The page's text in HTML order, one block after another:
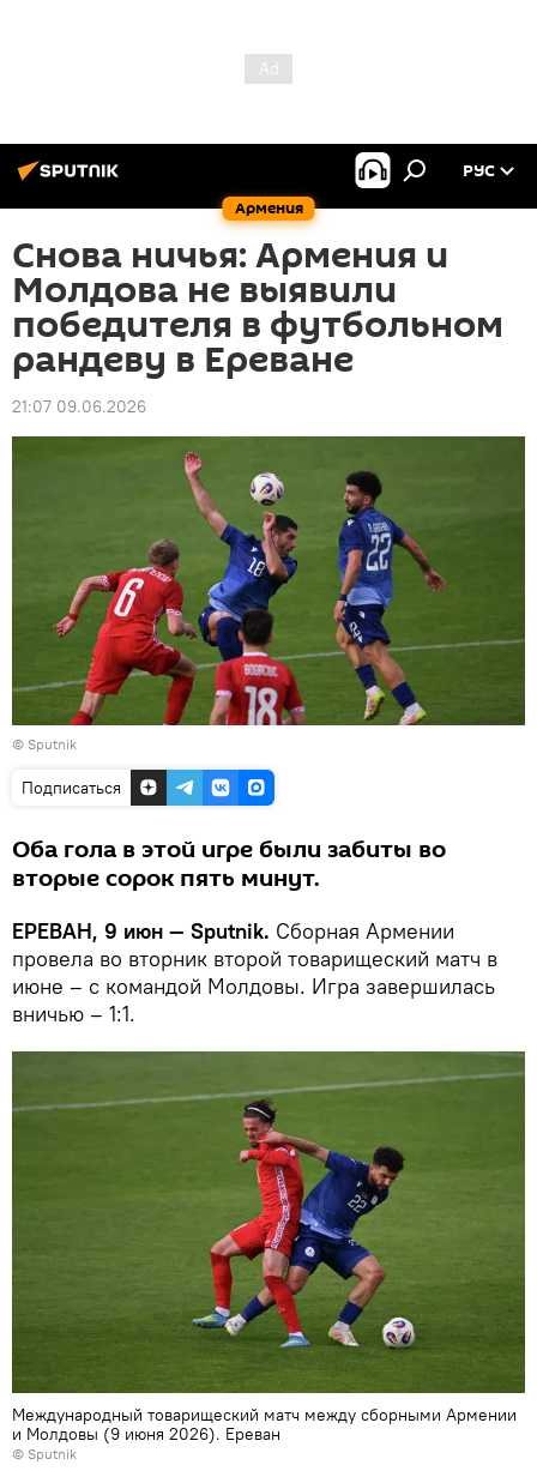
Армения
РУС
Снова ничья: Армения и
Молдова не выявили
победителя в футбольном
рандеву в Ереване
21:07 09.06.2026
© Sputnik
Подписаться
Оба гола в этой игре были забиты во
вторые сорок пять минут.
ЕРЕВАН, 9 июн — Sputnik. Сборная Армении
провела во вторник второй товарищеский матч в
июне – с командой Молдовы. Игра завершилась
вничью – 1:1.
Международный товарищеский матч между сборными Армении
и Молдовы (9 июня 2026). Еревaн
© Sputnik